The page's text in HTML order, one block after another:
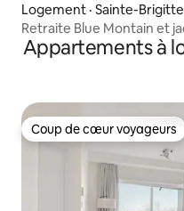
Logement · Sainte-
Retraite Blue Montain et
Appartements à
Coup de cœur voyageurs
Coup de cœur voyageurs